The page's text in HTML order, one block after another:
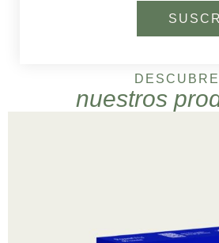
DESCUBRE
nuestros